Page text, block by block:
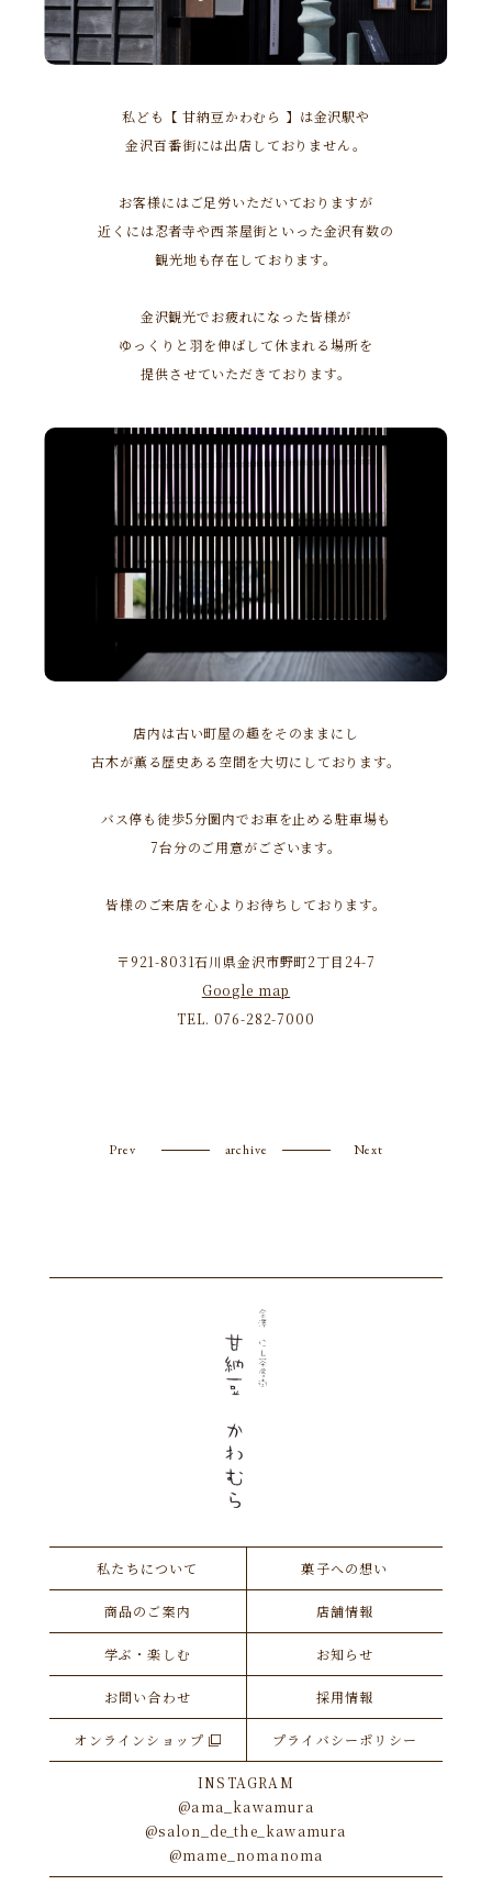
私ども【 甘納豆かわむら 】は金沢駅や
金沢百番街には出店しておりません。
お客様にはご足労いただいておりますが
近くには忍者寺や西茶屋街といった金沢有数の
観光地も存在しております。
金沢観光でお疲れになった皆様が
ゆっくりと羽を伸ばして休まれる場所を
提供させていただきております。
店内は古い町屋の趣をそのままにし
古木が薫る歴史ある空間を大切にしております。
バス停も徒歩5分圏内でお車を止める駐車場も
7台分のご用意がございます。
皆様のご来店を心よりお待ちしております。
〒921-8031石川県金沢市野町2丁目24-7
Google map
TEL. 076-282-7000
Prev archive Next
私たちについて 菓子への想い
商品のご案内 店舗情報
学ぶ・楽しむ お知らせ
お問い合わせ 採用情報
オンラインショップ プライバシーポリシー
INSTAGRAM
@ama_kawamura
@salon_de_the_kawamura
@mame_nomanoma